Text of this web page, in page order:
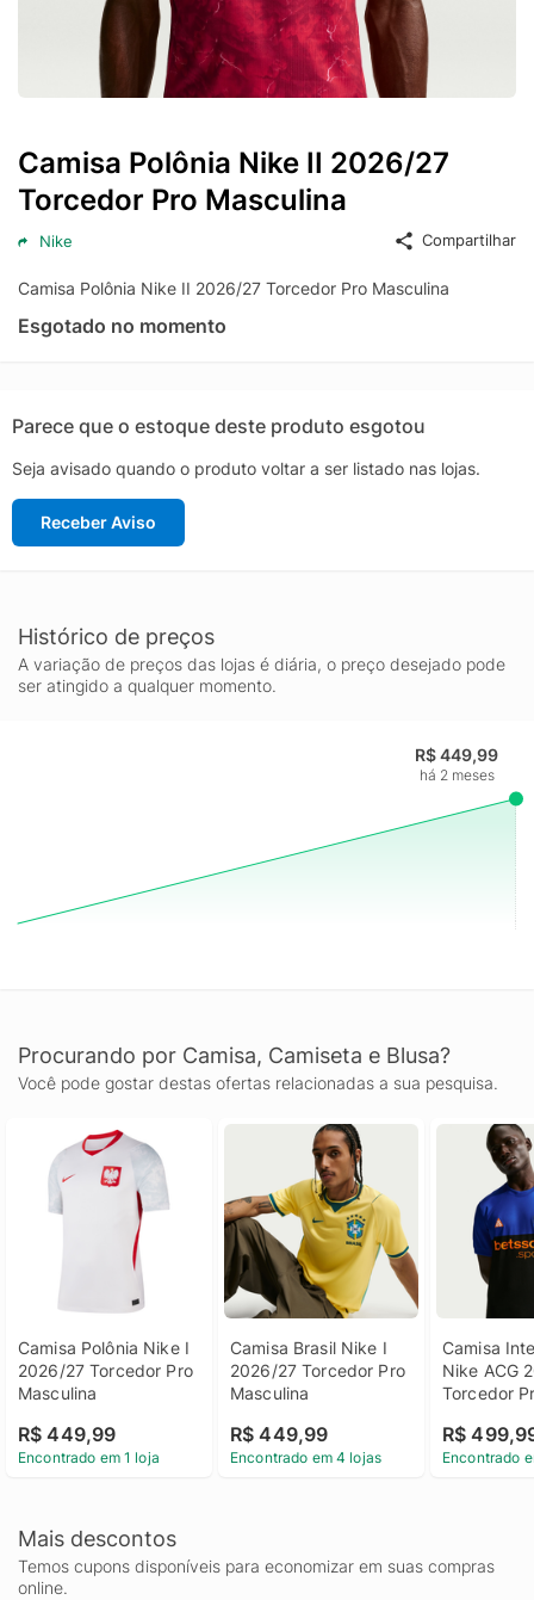
Camisa Polônia Nike II 2026/27
Torcedor Pro Masculina
Nike Compartilhar
Camisa Polônia Nike II 2026/27 Torcedor Pro Masculina
Esgotado no momento
Parece que o estoque deste produto esgotou
Seja avisado quando o produto voltar a ser listado nas lojas.
Receber Aviso
Histórico de preços
A variação de preços das lojas é diária, o preço desejado pode
ser atingido a qualquer momento.
R$ 449,99
há 2 meses
Procurando por Camisa, Camiseta e Blusa?
Você pode gostar destas ofertas relacionadas a sua pesquisa.
Camisa Polônia Nike I
2026/27 Torcedor Pro
Masculina
R$ 449,99
Encontrado em 1 loja
Camisa Brasil Nike I
2026/27 Torcedor Pro
Masculina
R$ 449,99
Encontrado em 4 lojas
Camisa
Nike ACG
Torcedor
R$
Encontrado
Mais descontos
Temos cupons disponíveis para economizar em suas compras
online.